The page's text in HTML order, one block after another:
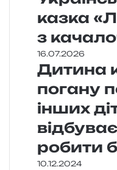
казка
з
16.07.2026
Дитина
погану
інших
робити
10.12.2024